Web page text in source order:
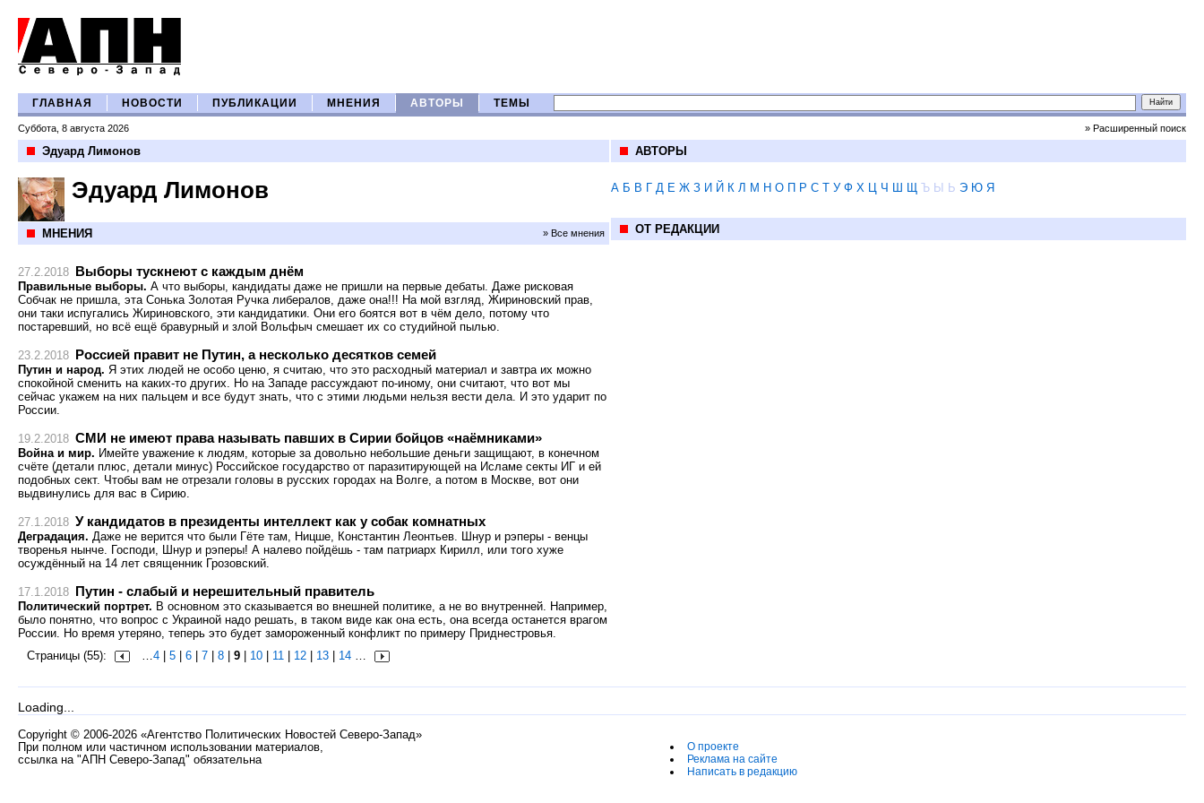
ГЛАВНАЯ НОВОСТИ ПУБЛИКАЦИИ МНЕНИЯ АВТОРЫ ТЕМЫ
Суббота, 8 августа 2026 » Расширенный поиск
Эдуард Лимонов
Эдуард Лимонов
МНЕНИЯ » Все мнения
27.2.2018 Выборы тускнеют с каждым днём
Правильные выборы. А что выборы, кандидаты даже не пришли на первые дебаты. Даже рисковая
Собчак не пришла, эта Сонька Золотая Ручка либералов, даже она!!! На мой взгляд, Жириновский прав,
они таки испугались Жириновского, эти кандидатики. Они его боятся вот в чём дело, потому что
постаревший, но всё ещё бравурный и злой Вольфыч смешает их со студийной пылью.
23.2.2018 Россией правит не Путин, а несколько десятков семей
Путин и народ. Я этих людей не особо ценю, я считаю, что это расходный материал и завтра их можно
спокойной сменить на каких-то других. Но на Западе рассуждают по-иному, они считают, что вот мы
сейчас укажем на них пальцем и все будут знать, что с этими людьми нельзя вести дела. И это ударит по
России.
19.2.2018 СМИ не имеют права называть павших в Сирии бойцов «наёмниками»
Война и мир. Имейте уважение к людям, которые за довольно небольшие деньги защищают, в конечном
счёте (детали плюс, детали минус) Российское государство от паразитирующей на Исламе секты ИГ и ей
подобных сект. Чтобы вам не отрезали головы в русских городах на Волге, а потом в Москве, вот они
выдвинулись для вас в Сирию.
27.1.2018 У кандидатов в президенты интеллект как у собак комнатных
Деградация. Даже не верится что были Гёте там, Ницше, Константин Леонтьев. Шнур и рэперы - венцы
творенья нынче. Господи, Шнур и рэперы! А налево пойдёшь - там патриарх Кирилл, или того хуже
осуждённый на 14 лет священник Грозовский.
17.1.2018 Путин - слабый и нерешительный правитель
Политический портрет. В основном это сказывается во внешней политике, а не во внутренней. Например,
было понятно, что вопрос с Украиной надо решать, в таком виде как она есть, она всегда останется врагом
России. Но время утеряно, теперь это будет замороженный конфликт по примеру Приднестровья.
Страницы (55):
…4 5 6 7 8 9 10 11 12 13 14 …
АВТОРЫ
А Б В Г Д Е Ж З И Й К Л М Н О П Р С Т У Ф Х Ц Ч Ш Щ Ъ Ы Ь Э Ю Я
ОТ РЕДАКЦИИ
Loading...
Copyright © 2006-2026 «Агентство Политических Новостей Северо-Запад»
При полном или частичном использовании материалов,
ссылка на "АПН Северо-Запад" обязательна
О проекте
Реклама на сайте
Написать в редакцию